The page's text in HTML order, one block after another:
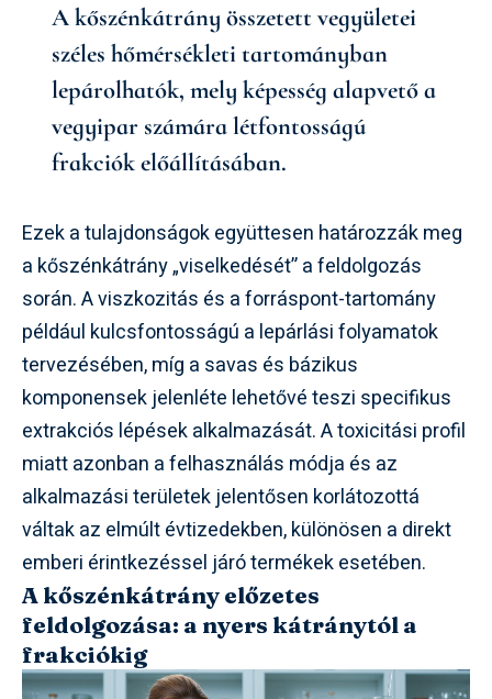
A kőszénkátrány összetett vegyületei
széles hőmérsékleti tartományban
lepárolhatók, mely képesség alapvető a
vegyipar számára létfontosságú
frakciók előállításában.
Ezek a tulajdonságok együttesen határozzák meg
a kőszénkátrány „viselkedését” a feldolgozás
során. A viszkozitás és a forráspont-tartomány
például kulcsfontosságú a lepárlási folyamatok
tervezésében, míg a savas és bázikus
komponensek jelenléte lehetővé teszi specifikus
extrakciós lépések alkalmazását. A toxicitási profil
miatt azonban a felhasználás módja és az
alkalmazási területek jelentősen korlátozottá
váltak az elmúlt évtizedekben, különösen a direkt
emberi érintkezéssel járó termékek esetében.
A kőszénkátrány előzetes
feldolgozása: a nyers kátránytól a
frakciókig